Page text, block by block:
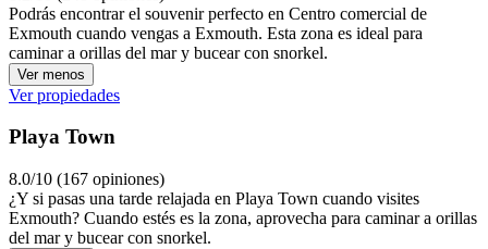
Podrás encontrar el souvenir perfecto en Centro comercial de
Exmouth cuando vengas a Exmouth. Esta zona es ideal para
caminar a orillas del mar y bucear con snorkel.
Ver menos
Ver propiedades
Playa Town
8.0/10 (167 opiniones)
¿Y si pasas una tarde relajada en Playa Town cuando visites
Exmouth? Cuando estés es la zona, aprovecha para caminar a orillas
del mar y bucear con snorkel.